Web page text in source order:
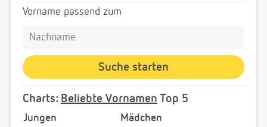
Vorname passend zum
Charts: Beliebte Vornamen Top 5
Jungen Mädchen